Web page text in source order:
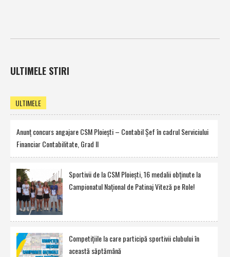
ULTIMELE STIRI
ULTIMELE
Anunţ concurs angajare CSM Ploieşti – Contabil Şef în cadrul Serviciului
Financiar Contabilitate, Grad II
Sportivii de la CSM Ploieşti, 16 medalii obţinute la
Campionatul Naţional de Patinaj Viteză pe Role!
Competiţiile la care participă sportivii clubului în
această săptămână